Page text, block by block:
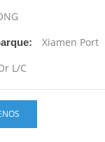
Xiamen Port
L/C